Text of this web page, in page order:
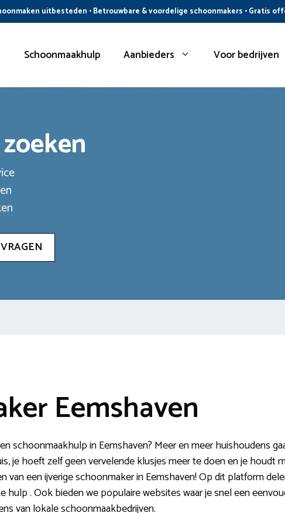
uitbesteden • Betrouwbare & voordelige schoonmakers • Gratis
Schoonmaakhulp Aanbieders Voor bedrijven
Eemshaven
schoonmaakhulp in Eemshaven? Meer en meer huishoudens
je hoeft zelf geen vervelende klusjes meer te doen en je houdt
van een ijverige schoonmaker in Eemshaven! Op dit platform
hulp . Ook bieden we populaire websites waar je snel een
van lokale schoonmaakbedrijven.